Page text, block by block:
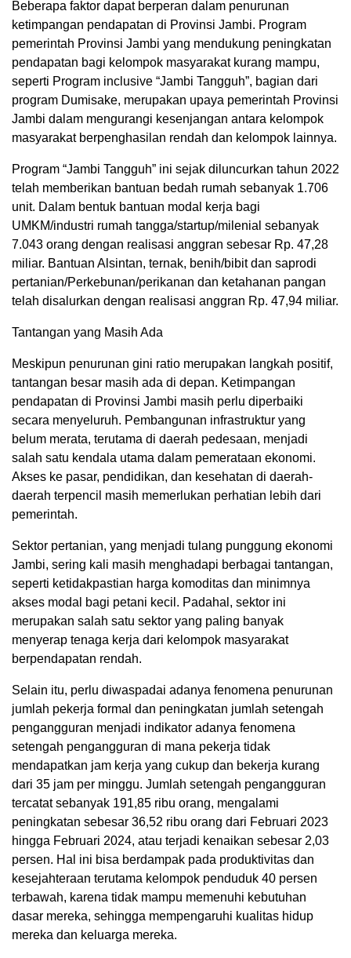
Beberapa faktor dapat berperan dalam penurunan
ketimpangan pendapatan di Provinsi Jambi. Program
pemerintah Provinsi Jambi yang mendukung peningkatan
pendapatan bagi kelompok masyarakat kurang mampu,
seperti Program inclusive “Jambi Tangguh”, bagian dari
program Dumisake, merupakan upaya pemerintah Provinsi
Jambi dalam mengurangi kesenjangan antara kelompok
masyarakat berpenghasilan rendah dan kelompok lainnya.
Program “Jambi Tangguh” ini sejak diluncurkan tahun 2022
telah memberikan bantuan bedah rumah sebanyak 1.706
unit. Dalam bentuk bantuan modal kerja bagi
UMKM/industri rumah tangga/startup/milenial sebanyak
7.043 orang dengan realisasi anggran sebesar Rp. 47,28
miliar. Bantuan Alsintan, ternak, benih/bibit dan saprodi
pertanian/Perkebunan/perikanan dan ketahanan pangan
telah disalurkan dengan realisasi anggran Rp. 47,94 miliar.
Tantangan yang Masih Ada
Meskipun penurunan gini ratio merupakan langkah positif,
tantangan besar masih ada di depan. Ketimpangan
pendapatan di Provinsi Jambi masih perlu diperbaiki
secara menyeluruh. Pembangunan infrastruktur yang
belum merata, terutama di daerah pedesaan, menjadi
salah satu kendala utama dalam pemerataan ekonomi.
Akses ke pasar, pendidikan, dan kesehatan di daerah-
daerah terpencil masih memerlukan perhatian lebih dari
pemerintah.
Sektor pertanian, yang menjadi tulang punggung ekonomi
Jambi, sering kali masih menghadapi berbagai tantangan,
seperti ketidakpastian harga komoditas dan minimnya
akses modal bagi petani kecil. Padahal, sektor ini
merupakan salah satu sektor yang paling banyak
menyerap tenaga kerja dari kelompok masyarakat
berpendapatan rendah.
Selain itu, perlu diwaspadai adanya fenomena penurunan
jumlah pekerja formal dan peningkatan jumlah setengah
pengangguran menjadi indikator adanya fenomena
setengah pengangguran di mana pekerja tidak
mendapatkan jam kerja yang cukup dan bekerja kurang
dari 35 jam per minggu. Jumlah setengah pengangguran
tercatat sebanyak 191,85 ribu orang, mengalami
peningkatan sebesar 36,52 ribu orang dari Februari 2023
hingga Februari 2024, atau terjadi kenaikan sebesar 2,03
persen. Hal ini bisa berdampak pada produktivitas dan
kesejahteraan terutama kelompok penduduk 40 persen
terbawah, karena tidak mampu memenuhi kebutuhan
dasar mereka, sehingga mempengaruhi kualitas hidup
mereka dan keluarga mereka.